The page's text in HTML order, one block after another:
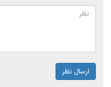
ارسال نظر